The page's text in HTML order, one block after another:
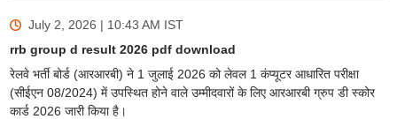
July 2, 2026 | 10:43 AM IST
rrb group d result 2026 pdf download
रेलवे भर्ती बोर्ड (आरआरबी) ने 1 जुलाई 2026 को लेवल 1 कंप्यूटर आधारित परीक्षा
(सीईएन 08/2024) में उपस्थित होने वाले उम्मीदवारों के लिए आरआरबी ग्रुप डी स्कोर
कार्ड 2026 जारी किया है।